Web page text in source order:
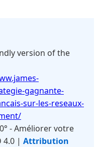
version of the
gagnante-
sur-les-reseaux-
- Améliorer votre
4.0 | Attribution